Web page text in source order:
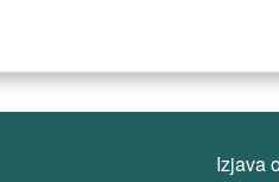
Izjava